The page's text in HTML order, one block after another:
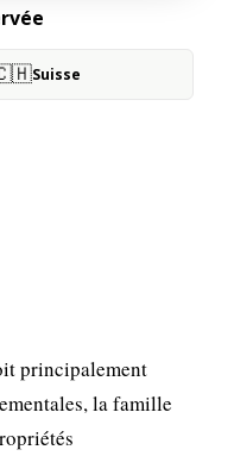
Suisse
principalement
la famille